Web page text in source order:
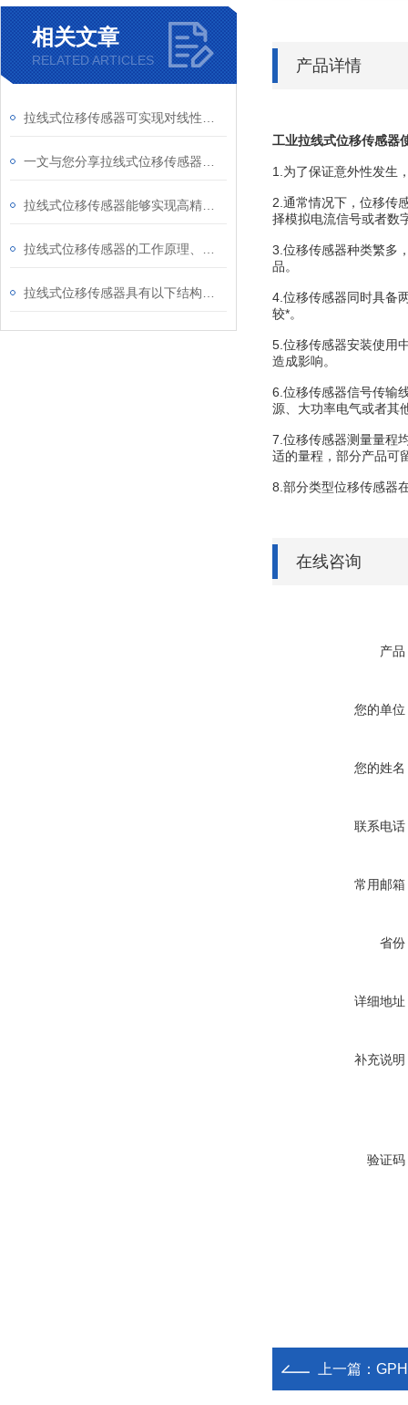
相关文章
RELATED ARTICLES 产品详情
工业拉线式位移传感器
1.为了保证意外性发生
2.通常情况下，位移传
择模拟电流信号或者数
3.位移传感器种类繁多
品。
4.位移传感器同时具备
较*。
5.位移传感器安装使用
造成影响。
6.位移传感器信号传输
源、大功率电气或者其
7.位移传感器测量量程
适的量程，部分产品可
8.部分类型位移传感器
在线咨询
产品
您的单位
您的姓名
联系电话
常用邮箱
省份
详细地址
补充说明
验证码
上一篇：